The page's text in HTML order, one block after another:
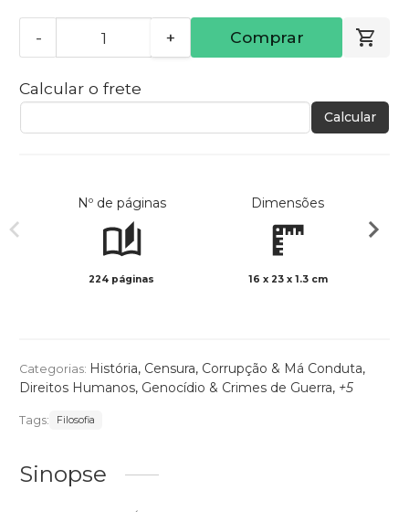
- + Comprar
Calcular o frete
Calcular
Nº de páginas
224 páginas
Dimensões
16 x 23 x 1.3 cm
Categorias: História, Censura, Corrupção & Má Conduta,
Direitos Humanos, Genocídio & Crimes de Guerra, +5
Tags: Filosofia
Sinopse